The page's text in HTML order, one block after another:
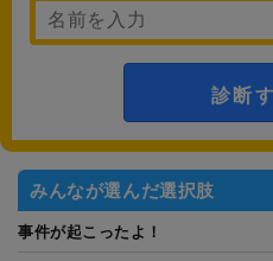
診断
みんなが選んだ選択肢
事件が起こったよ！